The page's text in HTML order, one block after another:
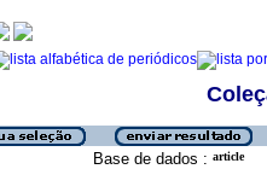
Base de dados : article